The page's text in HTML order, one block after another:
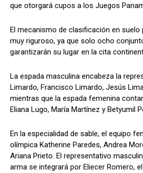
que otorgará cupos a los Juegos
El mecanismo de clasificación en suelo
muy riguroso, ya que solo ocho
garantizarán su lugar en la cita
La espada masculina encabeza la
Limardo, Francisco Limardo, Jesús
mientras que la espada femenina
Eliana Lugo, María Martínez y Betyumil
En la especialidad de sable, el equipo
olímpica Katherine Paredes, Andrea
Ariana Prieto. El representativo
arma se integrará por Eliecer Romero,